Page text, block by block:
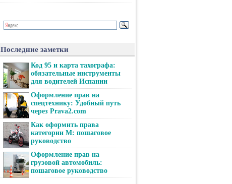
Последние заметки
Код 95 и карта тахографа:
обязательные инструменты
для водителей Испании
Оформление прав на
спецтехнику: Удобный путь
через Prava2.com
Как оформить права
категории М: пошаговое
руководство
Оформление прав на
грузовой автомобиль:
пошаговое руководство